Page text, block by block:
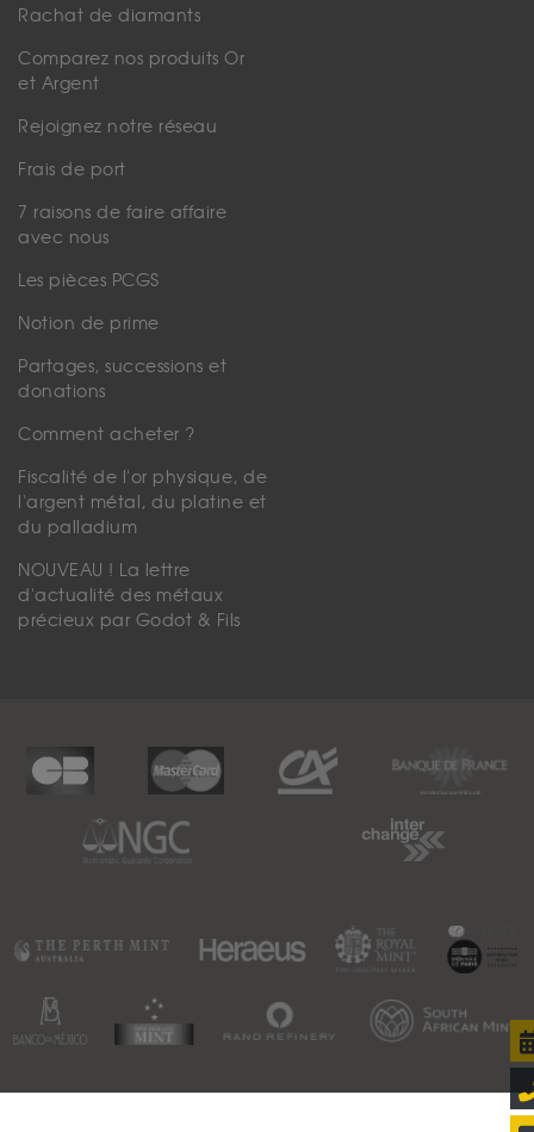
Rachat de diamants
Comparez nos produits Or
et Argent
Rejoignez notre réseau
Frais de port
7 raisons de faire affaire
avec nous
Les pièces PCGS
Notion de prime
Partages, successions et
donations
Comment acheter ?
Fiscalité de l'or physique, de
l'argent métal, du platine et
du palladium
NOUVEAU ! La lettre
d'actualité des métaux
précieux par Godot & Fils